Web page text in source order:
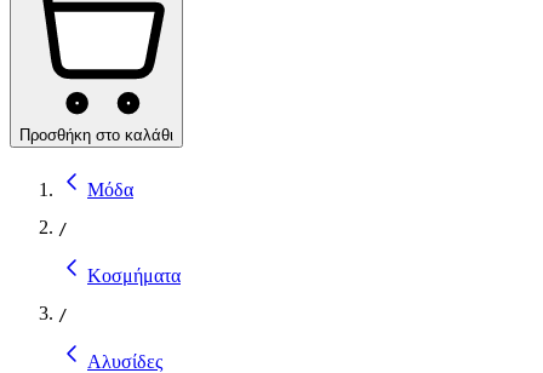
Προσθήκη στο καλάθι
Μόδα
/
Κοσμήματα
/
Αλυσίδες